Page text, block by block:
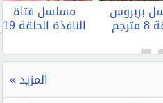
بربروس مسلسل فتاة
النافذة الحلقة 19
المزيد »